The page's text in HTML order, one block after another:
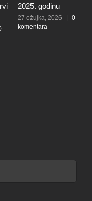
2025. godinu
27 ožujka, 2026 |
komentara